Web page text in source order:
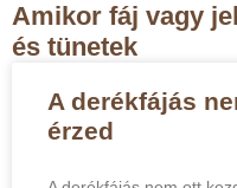
Amikor fáj vagy
és tünetek
A derékfájás
érzed